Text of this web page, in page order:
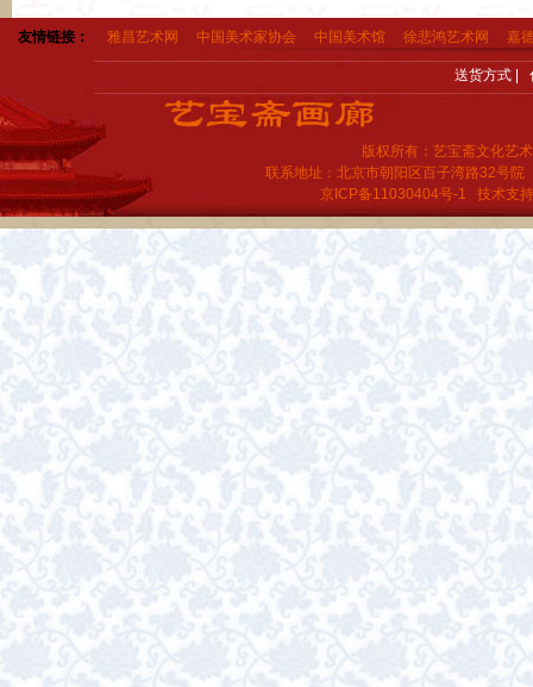
友情链接： 雅昌艺术网 中国美术家协会 中国美术馆 徐悲鸿艺术网 嘉
送货方式|
版权所有：艺宝斋文化艺
联系地址：北京市朝阳区百子湾路32号院
京ICP备11030404号-1 技术支